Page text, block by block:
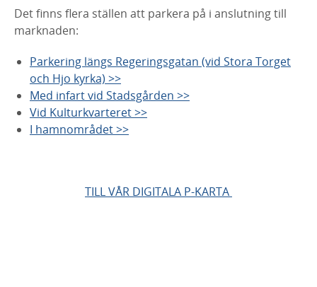
Det finns flera ställen att parkera på i anslutning till
marknaden:
Parkering längs Regeringsgatan (vid Stora Torget
och Hjo kyrka) >>
Med infart vid Stadsgården >>
Vid Kulturkvarteret >>
I hamnområdet >>
TILL VÅR DIGITALA P-KARTA